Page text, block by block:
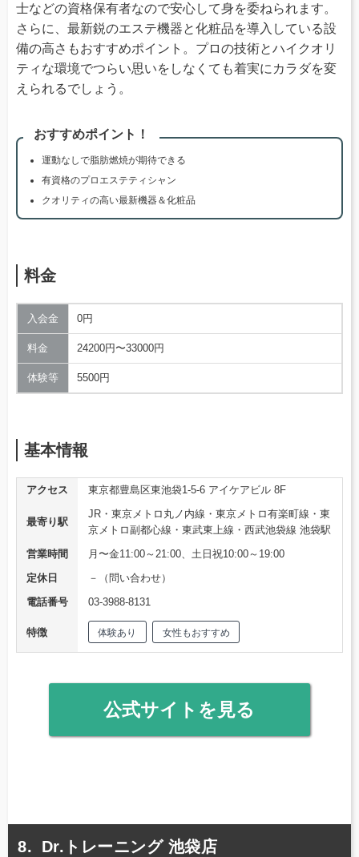
士などの資格保有者なので安心して身を委ねられます。
さらに、最新鋭のエステ機器と化粧品を導入している設
備の高さもおすすめポイント。プロの技術とハイクオリ
ティな環境でつらい思いをしなくても着実にカラダを変
えられるでしょう。
おすすめポイント！
運動なしで脂肪燃焼が期待できる
有資格のプロエステティシャン
クオリティの高い最新機器＆化粧品
料金
入会金 0円
料金 24200円〜33000円
体験等 5500円
基本情報
アクセス 東京都豊島区東池袋1-5-6 アイケアビル 8F
最寄り駅
JR・東京メトロ丸ノ内線・東京メトロ有楽町線・東
京メトロ副都心線・東武東上線・西武池袋線 池袋駅
営業時間
月〜金11:00～21:00、土日祝10:00～19:00
定休日
－（問い合わせ）
電話番号
03-3988-8131
特徴 体験あり 女性もおすすめ
公式サイトを見る
Dr.トレーニング 池袋店